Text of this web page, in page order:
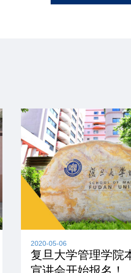
2020-05-06
复旦大学管理学院
宣讲会开始报名！